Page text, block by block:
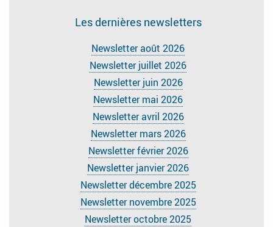
Les dernières newsletters
Newsletter août 2026
Newsletter juillet 2026
Newsletter juin 2026
Newsletter mai 2026
Newsletter avril 2026
Newsletter mars 2026
Newsletter février 2026
Newsletter janvier 2026
Newsletter décembre 2025
Newsletter novembre 2025
Newsletter octobre 2025